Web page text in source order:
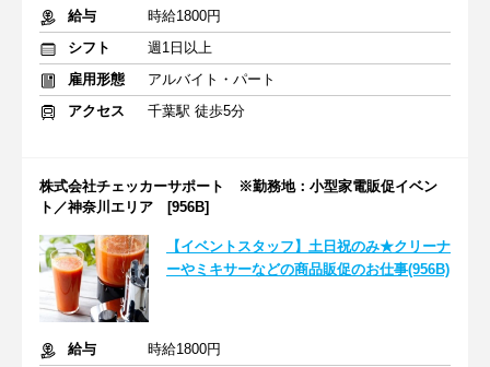
給与
時給1800円
シフト
週1日以上
雇用形態
アルバイト・パート
アクセス
千葉駅 徒歩5分
株式会社チェッカーサポート ※勤務地：小型家電販促イベン
ト／神奈川エリア [956B]
【イベントスタッフ】土日祝のみ★クリーナ
ーやミキサーなどの商品販促のお仕事(956B)
給与
時給1800円